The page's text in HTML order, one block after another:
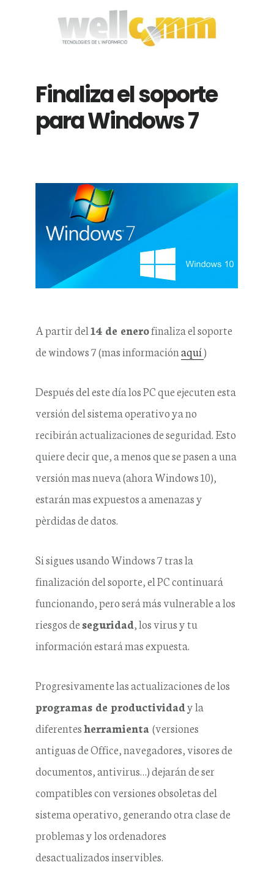
principalFinaliza el soporte
para Windows 7
A partir del14 de enerofinaliza el soporte
de windows 7 (mas informaciónaquí)
Después del este día los PC que ejecuten esta
versión del sistema operativo ya no
recibirán actualizaciones de seguridad. Esto
quiere decir que, a menos que se pasen a una
versión mas nueva (ahora Windows 10),
estarán mas expuestos a amenazas y
pèrdidas de datos.
Si sigues usando Windows 7 tras la
finalización del soporte, el PC continuará
funcionando, pero será más vulnerable a los
riesgos deseguridad, los virus y tu
información estará mas expuesta.
Progresivamente las actualizaciones de los
programas de productividady la
diferentesherramienta(versiones
antiguas de Office, navegadores, visores de
documentos, antivirus…) dejarán de ser
compatibles con versiones obsoletas del
sistema operativo, generando otra clase de
problemas y los ordenadores
desactualizados inservibles.